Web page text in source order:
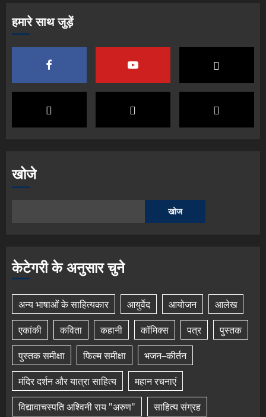
हमारे साथ जुड़ें
खोजे
खोज
केटेगरी के अनुसार चुने
अन्य भाषाओं के साहित्यकार आयुर्वेद आयोजन
आलेख
एकांकी
कविता कहानी कॉमिक्स पत्र
पुस्तक
पुस्तक समीक्षा
फिल्म समीक्षा
भजन–कीर्तन
मंदिर दर्शन और यात्रा साहित्य
महान रचनाएं
विद्यावाचस्पति अश्विनी राय "अरुण"
साहित्य संग्रह